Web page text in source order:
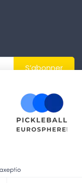
S’abonner
trouverez pour
d'utilisation